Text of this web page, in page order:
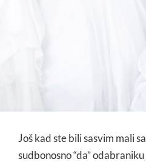
Još kad ste bili sasvim mali
sudbonosno “da”